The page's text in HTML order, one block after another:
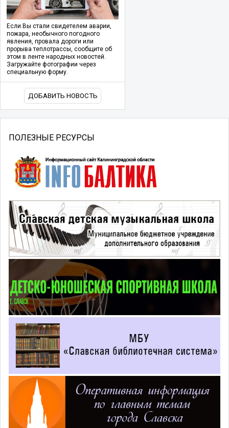
Если Вы стали свидетелем аварии,
пожара, необычного погодного
явления, провала дороги или
прорыва теплотрассы, сообщите об
этом в ленте народных новостей.
Загружайте фотографии через
специальную форму.
ДОБАВИТЬ НОВОСТЬ
ПОЛЕЗНЫЕ РЕСУРСЫ